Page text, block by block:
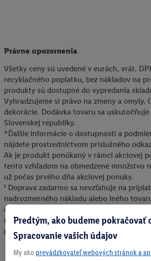
Právne upozornenia
Všetky ceny sú uvedené v eurách, vrát.
recyklačného poplatku, bez nákladov na
produkty sú dostupné do vypredania
Vyhradzujeme si právo na zmeny a omyly.
dekorácie. Dodávka tovaru sa
Slovenskej republiky.
*Ďalšie informácie o dostupnosti a
nájdete prostredníctvom príslušného
Ak je produkt ponúkaný v rámci akciovej
tento vzhľadom na obmedzené množstvo
už počas prvého dňa akciovej ponuky.
¹ Doprava zadarmo sa nevzťahuje na
nadrozmerného nákladu alebo iného
dôvodu jeho rozmerov alebo objemu
manipulácia pri jeho dodaní. Konečná
príplatku sa zobrazí v nákupnom košíku.
Predtým, ako budeme pokračovať
Spracovanie vašich údajov
My ako prevádzkovateľ webových stránok a